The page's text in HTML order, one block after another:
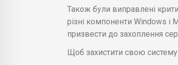
Також були виправлені
різні компоненти Windows
призвести до захоплення
Щоб захистити свою